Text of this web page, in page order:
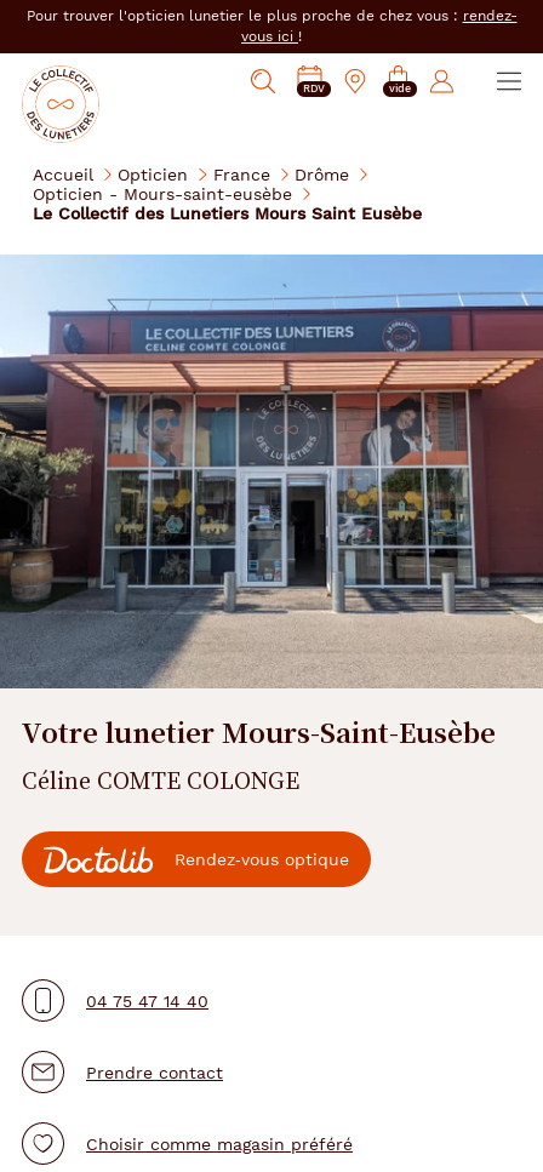
auPour trouver l'opticien lunetier le plus proche de chez vous : rendez-
vous ici !
Opticien
le
collectif
lunetiers
AfficherPRENDRE
RDV
Mon
magasin
Mes
vide
Mon
compte
connecter
Ouvrir
menu
Accueil Opticien France
Drôme
Opticien - Mours-saint-eusèbe
Le Collectif des Lunetiers Mours Saint Eusèbe
Votre lunetier Mours-Saint-Eusèbe
Céline COMTE COLONGE
Rendez‑vous optique
04 75 47 14 40
Prendre contact
Choisir comme magasin préféré